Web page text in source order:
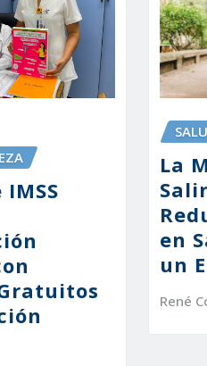
La
en
un
René